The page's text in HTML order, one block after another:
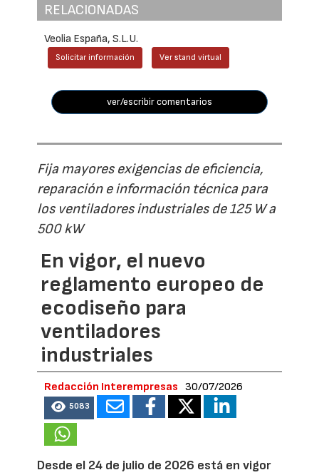
RELACIONADAS
Veolia España, S.L.U.
Solicitar información Ver stand virtual
ver/escribir comentarios
Fija mayores exigencias de eficiencia,
reparación e información técnica para
los ventiladores industriales de 125 W a
500 kW
En vigor, el nuevo
reglamento europeo de
ecodiseño para
ventiladores
industriales
Redacción Interempresas 30/07/2026
5083
Desde el 24 de julio de 2026 está en vigor